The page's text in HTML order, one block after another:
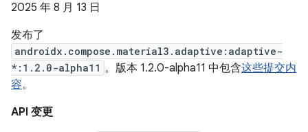
2025 年 8 月 13 日
发布了
androidx.compose.material3.adaptive:adaptive-
*:1.2.0-alpha11 。版本 1.2.0-alpha11 中包含这些提交内
容。
API 变更